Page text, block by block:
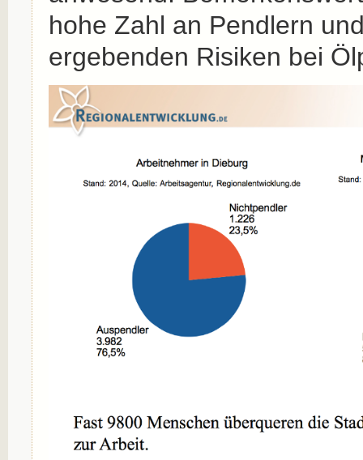
hohe Zahl an Pendlern
ergebenden Risiken bei